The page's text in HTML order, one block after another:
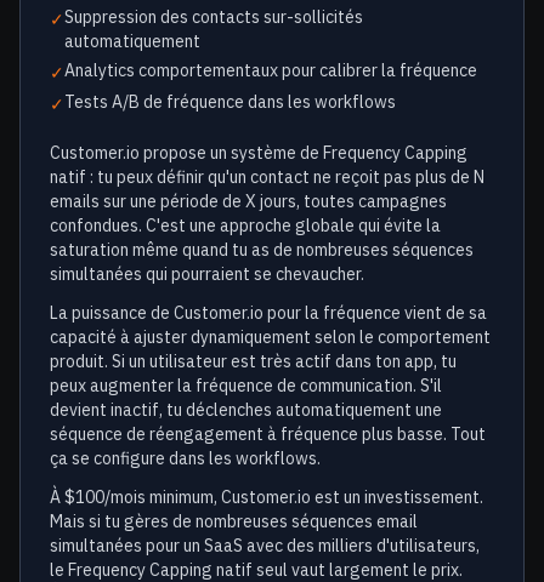
✓Suppression des contacts sur-sollicités
automatiquement
✓Analytics comportementaux pour calibrer la fréquence
✓Tests A/B de fréquence dans les workflows
Customer.io propose un système de Frequency Capping
natif : tu peux définir qu'un contact ne reçoit pas plus de N
emails sur une période de X jours, toutes campagnes
confondues. C'est une approche globale qui évite la
saturation même quand tu as de nombreuses séquences
simultanées qui pourraient se chevaucher.
La puissance de Customer.io pour la fréquence vient de sa
capacité à ajuster dynamiquement selon le comportement
produit. Si un utilisateur est très actif dans ton app, tu
peux augmenter la fréquence de communication. S'il
devient inactif, tu déclenches automatiquement une
séquence de réengagement à fréquence plus basse. Tout
ça se configure dans les workflows.
À $100/mois minimum, Customer.io est un investissement.
Mais si tu gères de nombreuses séquences email
simultanées pour un SaaS avec des milliers d'utilisateurs,
le Frequency Capping natif seul vaut largement le prix.